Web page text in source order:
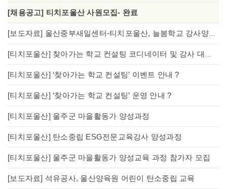
[채용공고] 티치포울산 사원모집- 완료
[보도자료] 울산중부새일센터-티치포울산, 늘봄학교 강사양성 협업
[티치포울산] ‘찾아가는 학교 컨설팅’ 이벤트 안내 ?
[티치포울산] ‘찾아가는 학교 컨설팅’ 운영 안내 ?
[티치포울산] 울주군 마을활동가 양성과정
[티치포울산] 탄소중립 ESG전문교육강사 양성과정
[티치포울산] 울주군 마을활동가 양성교육 과정 참가자 모집
[보도자료] 석유공사, 울산양육원 어린이 탄소중립 교육